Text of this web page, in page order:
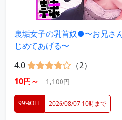
裏垢女子の乳首奴●〜お兄さ
じめてあげる〜
4.0
（2）
10円～
1,100円
99%OFF 2026/08/07 10時まで